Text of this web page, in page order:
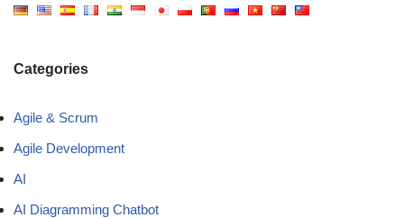
Categories
Agile & Scrum
Agile Development
AI
AI Diagramming Chatbot